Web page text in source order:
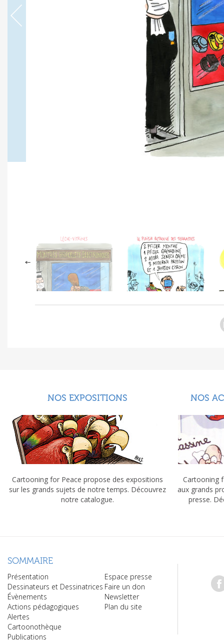
NOS EXPOSITIONS
Cartooning for Peace propose des expositions
sur les grands sujets de notre temps. Découvrez
notre catalogue.
NOS
Cartooning
aux grands
presse.
SOMMAIRE
Présentation
Dessinateurs et Dessinatrices
Évènements
Actions pédagogiques
Alertes
Cartoonothèque
Publications
Espace presse
Faire un don
Newsletter
Plan du site